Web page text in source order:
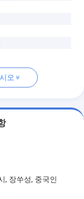
오
, 장쑤성, 중국인